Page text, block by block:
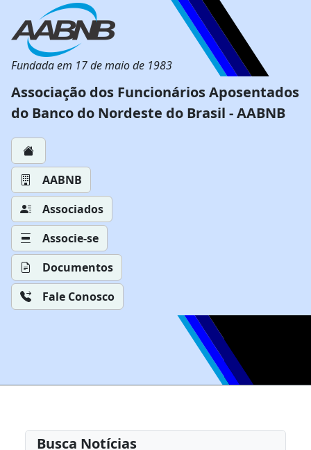
Fundada em 17 de maio de 1983
Associação dos Funcionários Aposentados
do Banco do Nordeste do Brasil - AABNB
AABNB
Associados
Associe-se
Documentos
Fale Conosco
Busca Notícias